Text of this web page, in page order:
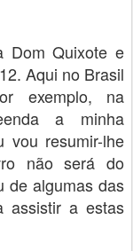
Dom Quixote e
Aqui no Brasil
exemplo, na
a minha
vou resumir-lhe
não será do
de algumas das
assistir a estas